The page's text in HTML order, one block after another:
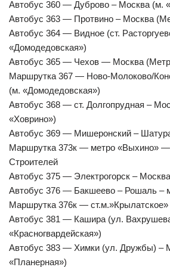
Автобус 360 — Дуброво – Москва (м.
Автобус 363 — Протвино – Москва
Автобус 364 — Видное (ст.
«Домодедовская»)
Автобус 365 — Чехов — Москва
Маршрутка 367 — Ново-Молоково/
(м. «Домодедовская»)
Автобус 368 — ст. Долгопрудная –
«Ховрино»)
Автобус 369 — Мишеронский –
Маршрутка 373к — метро «Выхино»
Строителей
Автобус 375 — Электрогорск –
Автобус 376 — Бакшеево – Рошаль –
Маршрутка 376к —
Автобус 381 — Кашира (ул.
«Красногвардейская»)
Автобус 383 — Химки (ул. Дружбы) –
«Планерная»)